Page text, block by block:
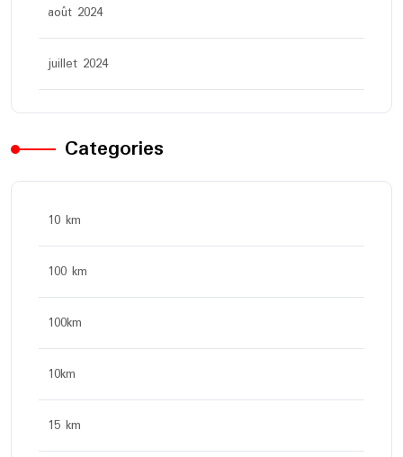
août 2024
juillet 2024
Categories
10 km
100 km
100km
10km
15 km